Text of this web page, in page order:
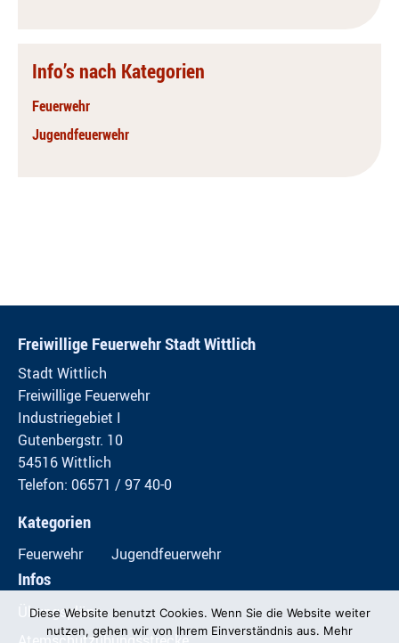
Info’s nach Kategorien
Feuerwehr
Jugendfeuerwehr
Freiwillige Feuerwehr Stadt Wittlich
Stadt Wittlich
Freiwillige Feuerwehr
Industriegebiet I
Gutenbergstr. 10
54516 Wittlich
Telefon: 06571 / 97 40-0
Kategorien
Feuerwehr Jugendfeuerwehr
Infos
Übungspläne
Diese Website benutzt Cookies. Wenn Sie die Website weiter
nutzen, gehen wir von Ihrem Einverständnis aus. Mehr